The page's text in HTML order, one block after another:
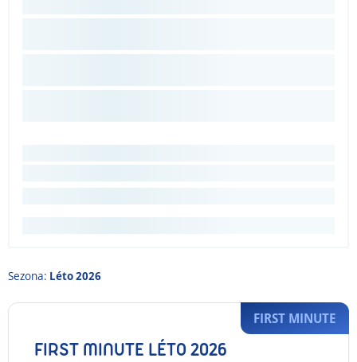
Sezona: Léto 2026
FIRST MINUTE LÉTO 2026
FIRST MINUTE